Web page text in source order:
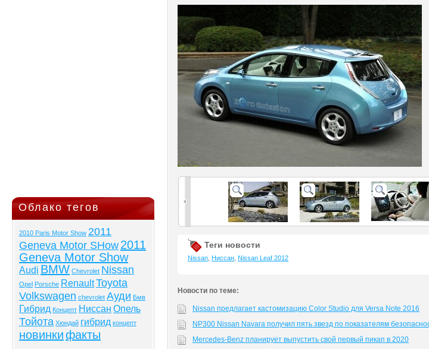
Облако тегов
2010 Paris Motor Show 2011
Geneva Motor SHow 2011
Geneva Motor Show
Audi BMW Chevrolet Nissan
Opel Porsche RenaultToyota
Volkswagen chevrolet Ауди Бмв
Гибрид Концепт Ниссан Опель
Тойота Хюндай гибрид концепт
новинкифакты
Теги новости
Nissan Ниссан Nissan Leaf 2012
Новости по теме:
Nissan предлагает кастомизацию Color Studio для Versa Note 2016
NP300 Nissan Navara получил пять звезд по показателям
Mercedes-Benz планирует выпустить свой первый пикап в 2020